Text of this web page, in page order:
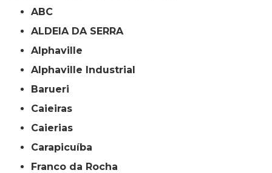
ABC
ALDEIA DA SERRA
Alphaville
Alphaville Industrial
Barueri
Caieiras
Caierias
Carapicuíba
Franco da Rocha